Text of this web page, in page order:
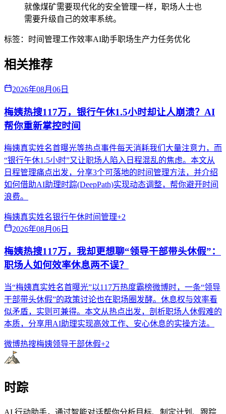
就像煤矿需要现代化的安全管理一样，职场人士也
需要升级自己的效率系统。
标签： 时间管理工作效率AI助手职场生产力任务优化
相关推荐
2026年08月06日
梅姨热搜117万，银行午休1.5小时却让人崩溃？AI
帮你重新掌控时间
梅姨真实姓名首曝光等热点事件每天消耗我们大量注意力，而
“银行午休1.5小时”又让职场人陷入日程混乱的焦虑。本文从
日程管理痛点出发，分享3个可落地的时间管理方法，并介绍
如何借助AI助理时踪(DeepPath)实现动态调整，帮你避开时间
浪费。
梅姨真实姓名银行午休时间管理+2
2026年08月06日
梅姨热搜117万，我却更想聊“领导干部带头休假”：
职场人如何效率休息两不误？
当“梅姨真实姓名首曝光”以117万热度霸榜微博时，一条“领导
干部带头休假”的政策讨论也在职场圈发酵。休息权与效率看
似矛盾，实则可兼得。本文从热点出发，剖析职场人休假难的
本质，分享用AI助理实现高效工作、安心休息的实操方法。
微博热搜梅姨领导干部休假+2
时踪
AI 行动助手，通过智能对话帮你分析目标、制定计划、跟踪